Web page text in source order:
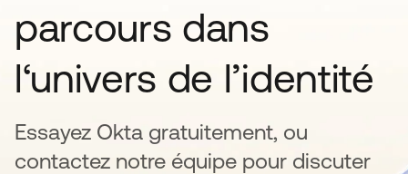
parcours dans
l‘univers de l’identité
Essayez Okta gratuitement, ou
contactez notre équipe pour discuter